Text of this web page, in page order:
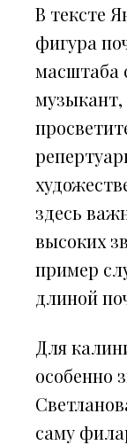
В тексте
фигура
масштаба
музыкант,
здесь
высоких
пример
длиной
Для
особенно
саму